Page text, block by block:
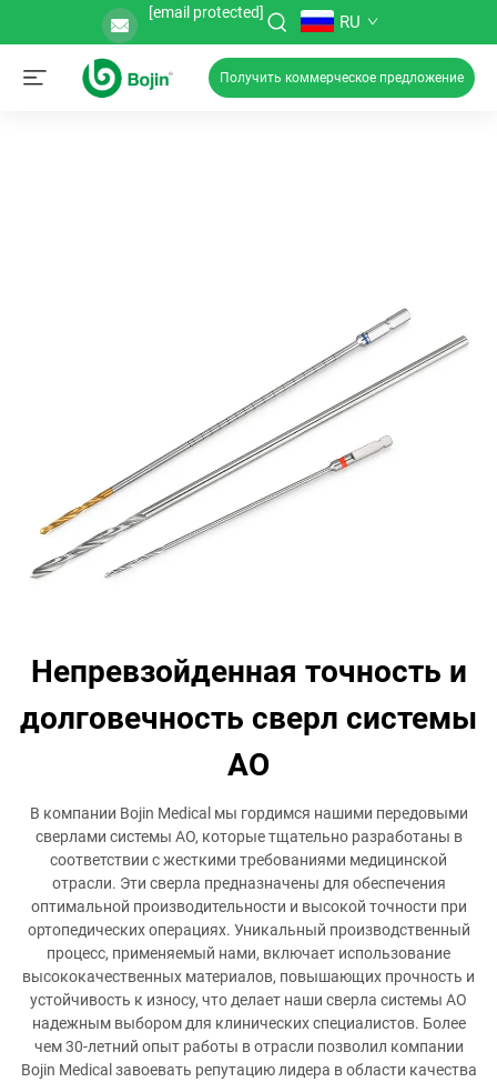
[email protected] RU
Получить коммерческое предложение
Непревзойденная точность и
долговечность сверл системы
AO
В компании Bojin Medical мы гордимся нашими передовыми
сверлами системы AO, которые тщательно разработаны в
соответствии с жесткими требованиями медицинской
отрасли. Эти сверла предназначены для обеспечения
оптимальной производительности и высокой точности при
ортопедических операциях. Уникальный производственный
процесс, применяемый нами, включает использование
высококачественных материалов, повышающих прочность и
устойчивость к износу, что делает наши сверла системы AO
надежным выбором для клинических специалистов. Более
чем 30-летний опыт работы в отрасли позволил компании
Bojin Medical завоевать репутацию лидера в области качества